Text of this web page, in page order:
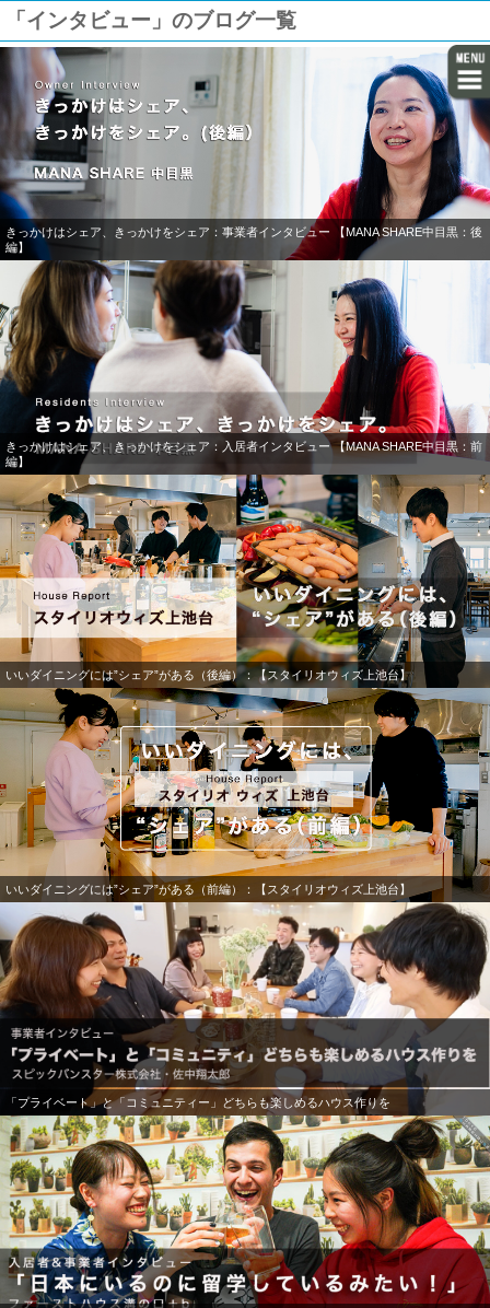
「インタビュー」のブログ一覧
きっかけはシェア、きっかけをシェア：事業者インタビュー 【MANA SHARE中目黒：後
編】
きっかけはシェア、きっかけをシェア：入居者インタビュー 【MANA SHARE中目黒：前
編】
いいダイニングには”シェア”がある（後編）：【スタイリオウィズ上池台】
いいダイニングには”シェア”がある（前編）：【スタイリオウィズ上池台】
「プライベート」と「コミュニティー」どちらも楽しめるハウス作りを